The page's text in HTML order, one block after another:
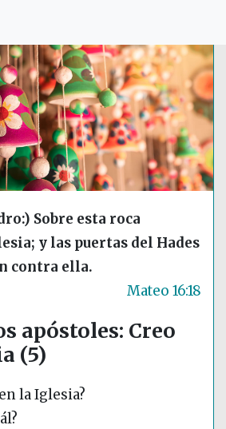
Sobre esta roca
y las puertas del Hades
contra ella.
Mateo 16:18
apóstoles: Creo
(5)
la Iglesia?